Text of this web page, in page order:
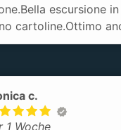
escursione
cartoline.Ottimo
trapanese
doveva fermare un
si deve nuotare un po’.
c.
1 Woche